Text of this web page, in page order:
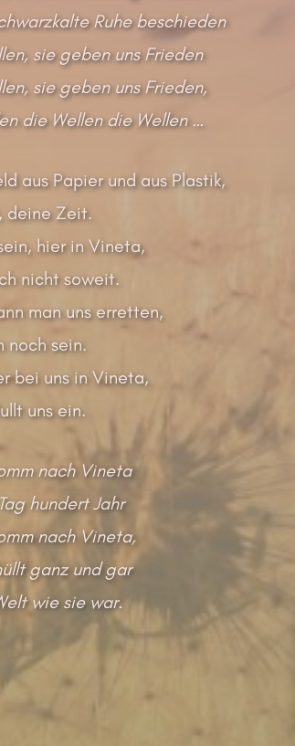
Ruhe beschieden
sie geben uns Frieden
sie geben uns Frieden,
die Wellen die Wellen …
aus Papier und aus Plastik,
deine Zeit.
hier in Vineta,
nicht soweit.
man uns erretten,
noch sein.
bei uns in Vineta,
uns ein.
nach Vineta
hundert Jahr
nach Vineta,
ganz und gar
wie sie war.